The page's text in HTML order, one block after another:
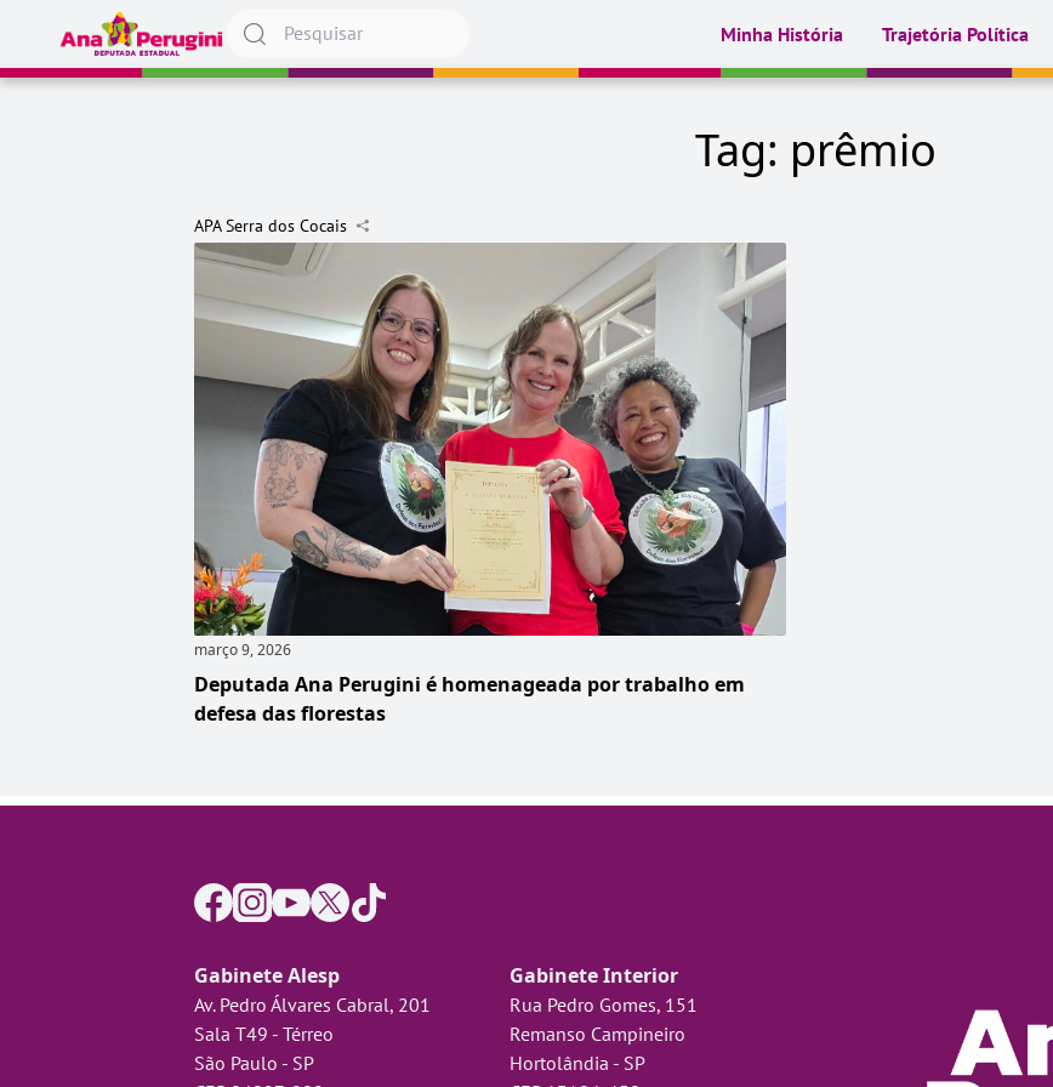
Pular para o conteúdo
Minha História Trajetória Política
Tag: prêmio
APA Serra dos Cocais
março 9, 2026
Deputada Ana Perugini é homenageada por trabalho em
defesa das florestas
Gabinete Alesp
Av. Pedro Álvares Cabral, 201
Sala T49 - Térreo
São Paulo - SP
Gabinete Interior
Rua Pedro Gomes, 151
Remanso Campineiro
Hortolândia - SP